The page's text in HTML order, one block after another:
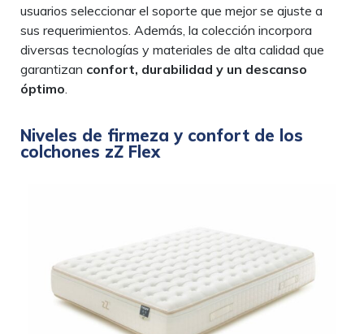
usuarios seleccionar el soporte que mejor se ajuste a
sus requerimientos. Además, la colección incorpora
diversas tecnologías y materiales de alta calidad que
garantizan confort, durabilidad y un descanso
óptimo
Niveles de firmeza y confort de los
colchones zZ Flex